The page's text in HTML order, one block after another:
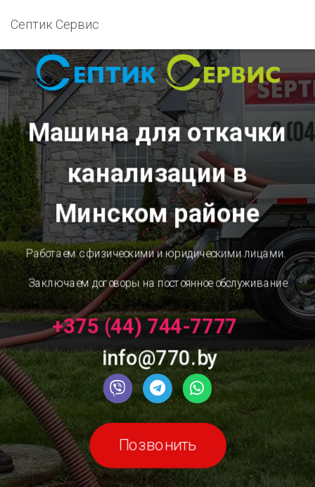
Септик Сервис
Машина для откачки
канализации в
Минском районе
Работаем с физическими и юридическими лицами.
Заключаем договоры на постоянное обслуживание
+375 (44) 744-7777
info@770.by
Позвонить